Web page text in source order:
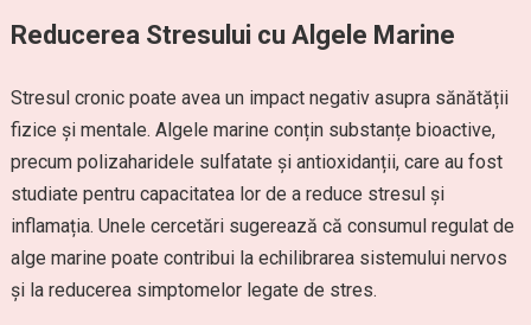
Reducerea Stresului cu Algele Marine
Stresul cronic poate avea un impact negativ asupra sănătății
fizice și mentale. Algele marine conțin substanțe bioactive,
precum polizaharidele sulfatate și antioxidanții, care au fost
studiate pentru capacitatea lor de a reduce stresul și
inflamația. Unele cercetări sugerează că consumul regulat de
alge marine poate contribui la echilibrarea sistemului nervos
și la reducerea simptomelor legate de stres.